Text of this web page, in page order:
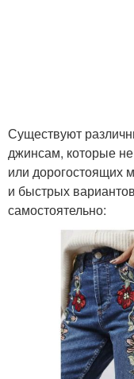
Существуют
джинсам, которые
или дорогостоящих
и быстрых
самостоятельно: